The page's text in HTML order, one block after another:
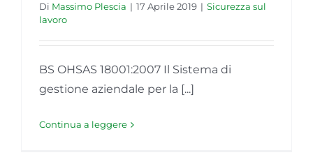
Di Massimo Plescia | 17 Aprile 2019 | Sicurezza sul
lavoro
BS OHSAS 18001:2007 Il Sistema di
gestione aziendale per la [...]
Continua a leggere